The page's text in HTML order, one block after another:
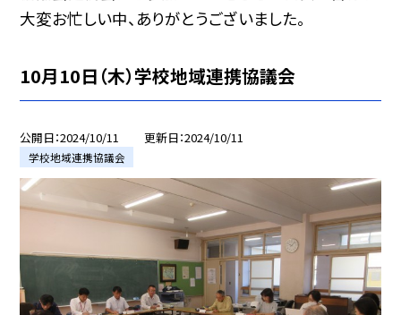
大変お忙しい中、ありがとうございました。
10月10日（木）学校地域連携協議会
公開日 2024/10/11 更新日 2024/10/11
学校地域連携協議会